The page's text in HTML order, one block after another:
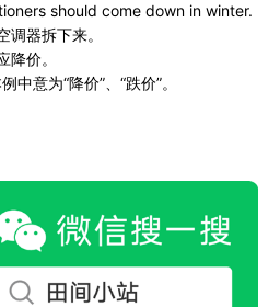
should come down in winter.
器拆下来。
价。
意为“降价”、“跌价”。